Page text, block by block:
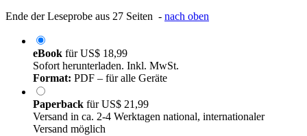
Ende der Leseprobe aus 27 Seiten - nach oben
eBook fürUS$ 18,99
Sofort herunterladen. Inkl. MwSt.
Format: PDF – für alle Geräte
Paperback fürUS$ 21,99
Versand in ca. 2-4 Werktagen national, internationaler
Versand möglich